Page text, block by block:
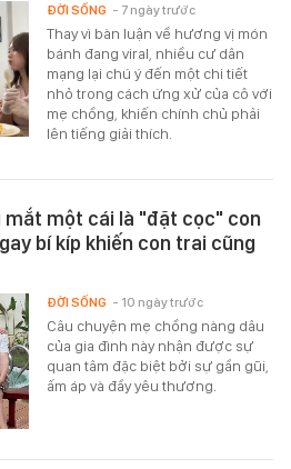
Thay vì bàn luận về hương vị món
bánh đang viral, nhiều cư dân
mạng lại chú ý đến một chi tiết
nhỏ trong cách ứng xử của cô với
mẹ chồng, khiến chính chủ phải
lên tiếng giải thích.
ĐỜI SỐNG - 7 ngày trước
mắt một cái là "đặt cọc" con
bí kíp khiến con trai cũng
Câu chuyện mẹ chồng nàng dâu
của gia đình này nhận được sự
quan tâm đặc biệt bởi sự gần gũi,
ấm áp và đầy yêu thương.
ĐỜI SỐNG - 10 ngày trước